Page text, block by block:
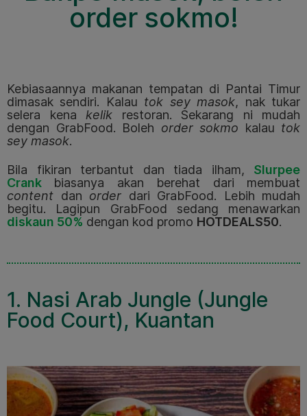
order sokmo!
Kebiasaannya makanan tempatan di Pantai Timur
dimasak sendiri. Kalau tok sey masok, nak tukar
selera kena kelik restoran. Sekarang ni mudah
dengan GrabFood. Boleh order sokmo kalau tok
sey masok.
Bila fikiran terbantut dan tiada ilham, Slurpee
Crank
biasanya akan berehat dari membuat
content dan order dari GrabFood. Lebih mudah
begitu. Lagipun GrabFood sedang menawarkan
diskaun 50% dengan kod promo HOTDEALS50.
1. Nasi Arab Jungle (Jungle
Food Court), Kuantan